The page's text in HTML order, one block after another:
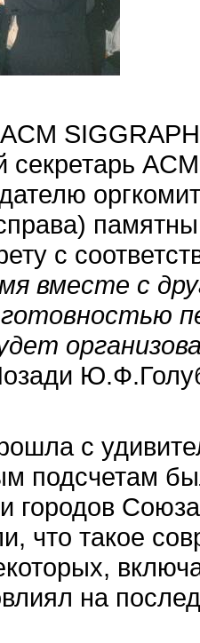
секретарь
с
вместе с
с
подсчетам
городов
что такое
на